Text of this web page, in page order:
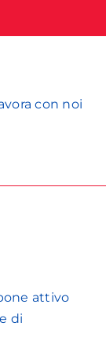
con noi
attivo
di